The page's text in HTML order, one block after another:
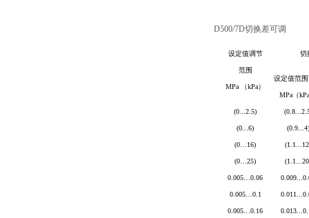
D500/7D切换差可调
设定值调节
范围
MPa （kPa）
切
设定值范
MPa （
(0 ...2.5)
(0 ...6)
(0 16)
(0 …25)
(0.9...4)
0.005 …0.06
0.005… 0.1
0.005 …0.16